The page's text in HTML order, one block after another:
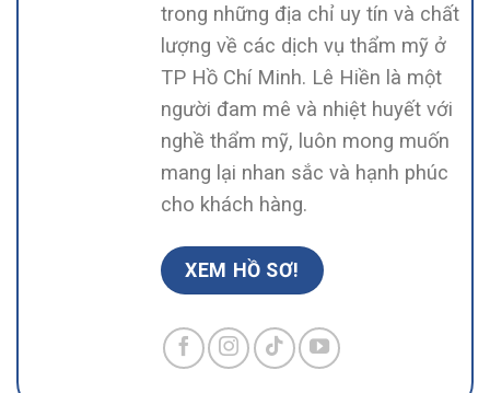
trong những địa chỉ uy tín và chất
lượng về các dịch vụ thẩm mỹ ở
TP Hồ Chí Minh. Lê Hiền là một
người đam mê và nhiệt huyết với
nghề thẩm mỹ, luôn mong muốn
mang lại nhan sắc và hạnh phúc
cho khách hàng.
XEM HỒ SƠ!